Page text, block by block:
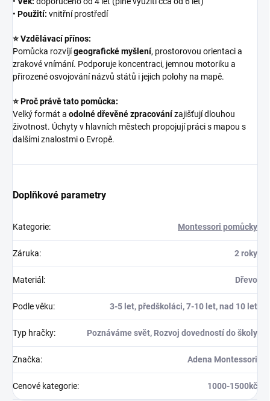
• Použití: vnitřní prostředí
⭐ Vzdělávací přínos:
Pomůcka rozvíjígeografické myšlení, prostorovou orientaci a
zrakové vnímání. Podporuje koncentraci, jemnou motoriku a
přirozené osvojování názvů států i jejich polohy na mapě.
⭐ Proč právě tato pomůcka:
Velký formát a odolné dřevěné zpracovánízajišťují dlouhou
životnost. Úchyty v hlavních městech propojují práci s mapou s
dalšími znalostmi o Evropě.
Doplňkové parametry
Kategorie: Montessori pomůcky
Záruka: 2 roky
Materiál : Dřevo
Podle věku: 3-5 let, předškoláci, 7-10 let, nad 10 let
Typ hračky: Poznáváme svět, Rozvoj dovedností do školy
Značka: Adena Montessori
Cenové kategorie: 1000-1500kč